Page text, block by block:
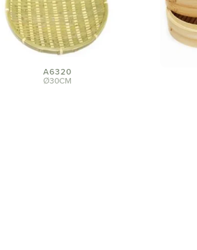
A6320
Ø30CM